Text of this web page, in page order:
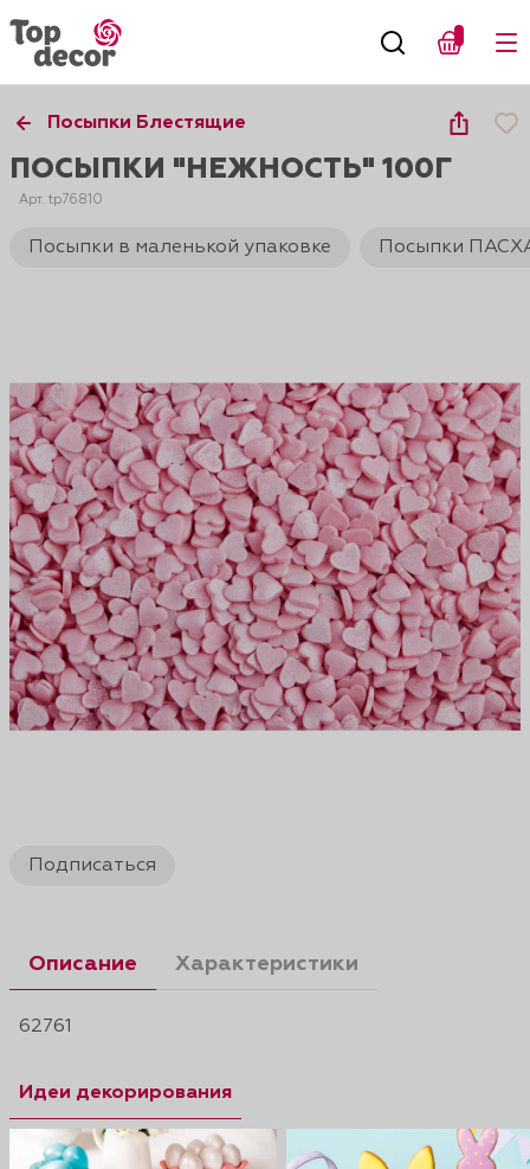
Посыпки Блестящие
ПОСЫПКИ "НЕЖНОСТЬ" 100Г
Арт. tp76810
Посыпки в маленькой упаковке Посыпки
Подписаться
Описание Характеристики
62761
Идеи декорирования